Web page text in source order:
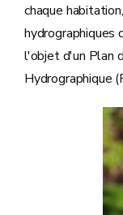
chaque
hydrographiques
l'objet d'un Plan
Hydrographique